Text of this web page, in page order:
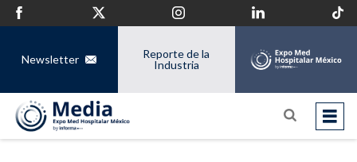
Newsletter
Reporte de la
Industria